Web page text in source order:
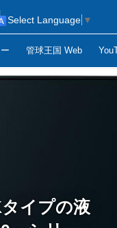
管球王国 Web
Select Language ▼
イプの液